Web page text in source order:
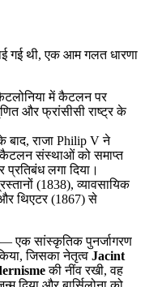
गई थी, एक आम गलत धारणा
में कैटलन पर
और फ्रांसीसी राष्ट्र के
बाद, राजा Philip V ने
कैटलन संस्थाओं को समाप्त
लगा दिया।
(1838), व्यावसायिक
थिएटर (1867) से
एक सांस्कृतिक पुनर्जागरण
जिसका नेतृत्व Jacint
की नींव रखी, वह